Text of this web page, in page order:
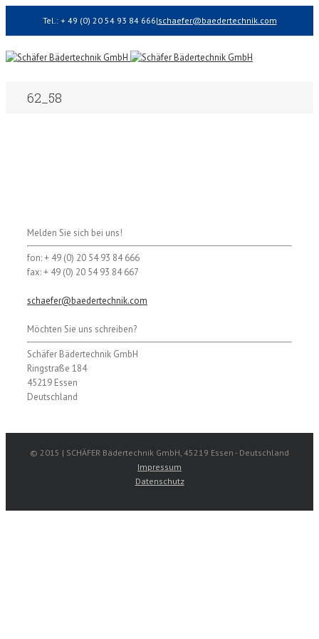
Tel.: + 49 (0) 20 54 93 84 666|schaefer@baedertechnik.com
62_58
Melden Sie sich bei uns!
fon: + 49 (0) 20 54 93 84 666
fax: + 49 (0) 20 54 93 84 667
schaefer@baedertechnik.com
Möchten Sie uns schreiben?
Schäfer Bädertechnik GmbH
Ringstraße 184
45219 Essen
Deutschland
© 2015 | SCHÄFER Bädertechnik GmbH, 45219 Essen - Deutschland
Impressum
Datenschutz